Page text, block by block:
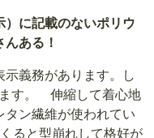
）に記載のないポリウ
ある！
示義務があります。し
す。 伸縮して着心地
タン繊維が使われてい
ると型崩れして格好が